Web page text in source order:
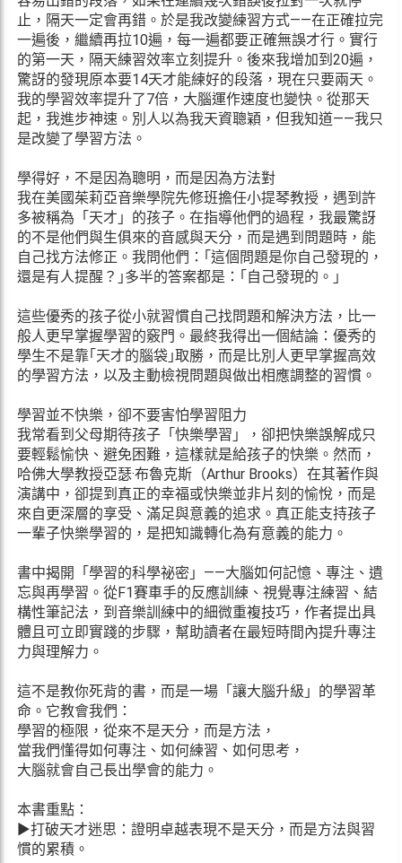
止，隔天一定會再錯。於是我改變練習方式——在正確拉完
一遍後，繼續再拉10遍，每一遍都要正確無誤才行。實行
的第一天，隔天練習效率立刻提升。後來我增加到20遍，
驚訝的發現原本要14天才能練好的段落，現在只要兩天。
我的學習效率提升了7倍，大腦運作速度也變快。從那天
起，我進步神速。別人以為我天資聰穎，但我知道——我只
是改變了學習方法。
學得好，不是因為聰明，而是因為方法對
我在美國茱莉亞音樂學院先修班擔任小提琴教授，遇到許
多被稱為「天才」的孩子。在指導他們的過程，我最驚訝
的不是他們與生俱來的音感與天分，而是遇到問題時，能
自己找方法修正。我問他們：｢這個問題是你自己發現的，
還是有人提醒？｣多半的答案都是：｢自己發現的。｣
這些優秀的孩子從小就習慣自己找問題和解決方法，比一
般人更早掌握學習的竅門。最終我得出一個結論：優秀的
學生不是靠｢天才的腦袋｣取勝，而是比別人更早掌握高效
的學習方法，以及主動檢視問題與做出相應調整的習慣。
學習並不快樂，卻不要害怕學習阻力
我常看到父母期待孩子「快樂學習」，卻把快樂誤解成只
要輕鬆愉快、避免困難，這樣就是給孩子的快樂。然而，
哈佛大學教授亞瑟·布魯克斯（Arthur Brooks）在其著作與
演講中，卻提到真正的幸福或快樂並非片刻的愉悅，而是
來自更深層的享受、滿足與意義的追求。真正能支持孩子
一輩子快樂學習的，是把知識轉化為有意義的能力。
書中揭開「學習的科學祕密」——大腦如何記憶、專注、遺
忘與再學習。從F1賽車手的反應訓練、視覺專注練習、結
構性筆記法，到音樂訓練中的細微重複技巧，作者提出具
體且可立即實踐的步驟，幫助讀者在最短時間內提升專注
力與理解力。
這不是教你死背的書，而是一場「讓大腦升級」的學習革
命。它教會我們：
學習的極限，從來不是天分，而是方法，
當我們懂得如何專注、如何練習、如何思考，
大腦就會自己長出學會的能力。
本書重點：
▶打破天才迷思：證明卓越表現不是天分，而是方法與習
慣的累積。